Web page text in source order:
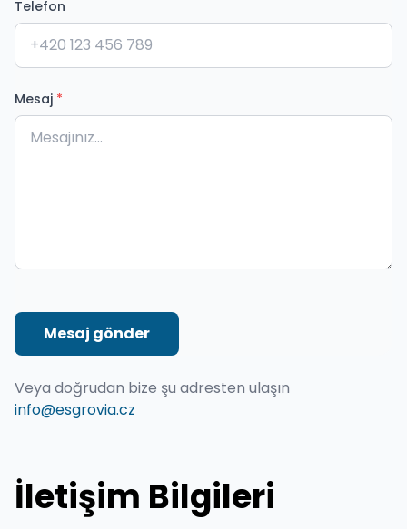
Telefon
Mesaj *
Mesaj gönder
Veya doğrudan bize şu adresten ulaşın
info@esgrovia.cz
İletişim Bilgileri